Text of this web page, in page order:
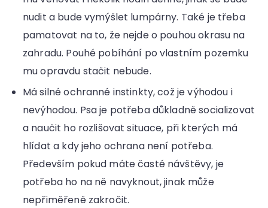
nudit a bude vymýšlet lumpárny. Také je třeba
pamatovat na to, že nejde o pouhou okrasu na
zahradu. Pouhé pobíhání po vlastním pozemku
mu opravdu stačit nebude.
Má silné ochranné instinkty, což je výhodou i
nevýhodou. Psa je potřeba důkladně socializovat
a naučit ho rozlišovat situace, při kterých má
hlídat a kdy jeho ochrana není potřeba.
Především pokud máte časté návštěvy, je
potřeba ho na ně navyknout, jinak může
nepřiměřeně zakročit.